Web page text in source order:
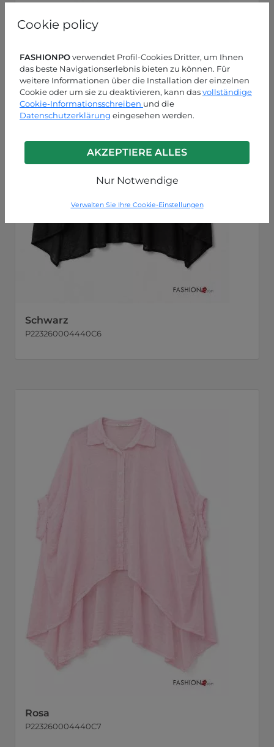
Cookie policy
FASHIONPOverwendet Profil-Cookies Dritter, um Ihnen
das beste Navigationserlebnis bieten zu können. Für
weitere Informationen über die Installation der einzelnen
Cookie oder um sie zu deaktivieren, kann dasvollständige
Cookie-Informationsschreiben und die
Datenschutzerklärung eingesehen werden.
AKZEPTIERE ALLES
Nur Notwendige
Verwalten Sie Ihre Cookie-Einstellungen
Schwarz
P223260004440C6
Rosa
P223260004440C7